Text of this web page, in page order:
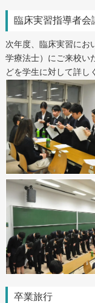
臨床実習指導者会
次年度、臨床実習にお
学療法士）にご来校い
どを学生に対して詳し
卒業旅行